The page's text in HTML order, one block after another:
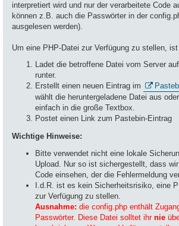
interpretiert wird und nur der verarbeitete Code
können z.B. auch die Passwörter in der
ausgelesen werden).
Um eine PHP-Datei zur Verfügung zu stellen,
Ladet die betroffene Datei vom Server
runter.
Erstellt einen neuen Eintrag im
wählt die heruntergeladene Datei aus
einfach in die große Textbox.
Postet einen Link zum Pastebin-Eintrag
Wichtige Hinweise:
Bitte verwendet nicht eine lokale
Upload. Nur so ist sichergestellt, dass
Code einsehen, der die Fehlermeldung
I.d.R. ist es kein Sicherheitsrisiko, eine
zur Verfügung zu stellen.
Ausnahme: die config.php enthält
Passwörter. Diese Datei solltet ihr nie